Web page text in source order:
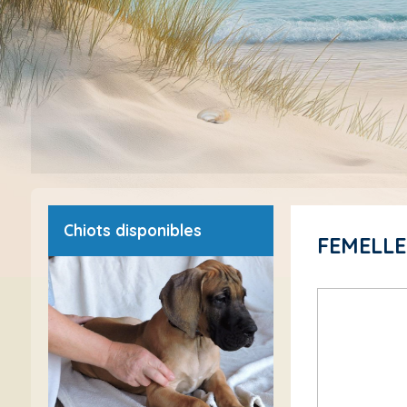
Chiots disponibles